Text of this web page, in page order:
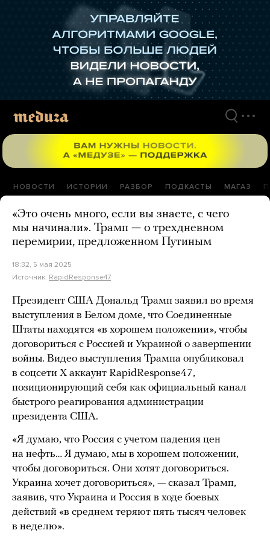
НОВОСТИ ИСТОРИИ РАЗБОР ПОДКАСТЫ МАГАЗ
«Это очень много, если вы знаете, с чего
мы начинали». Трамп — о трехдневном
перемирии, предложенном Путиным
18:32, 5 мая 2025
Источник: RapidResponse47
Президент США Дональд Трамп заявил во время
выступления в Белом доме, что Соединенные
Штаты находятся «в хорошем положении», чтобы
договориться с Россией и Украиной о завершении
войны. Видео выступления Трампа опубликовал
в соцсети X аккаунт RapidResponse47,
позиционирующий себя как официальный канал
быстрого реагирования администрации
президента США.
«Я думаю, что Россия с учетом падения цен
на нефть… Я думаю, мы в хорошем положении,
чтобы договориться. Они хотят договориться.
Украина хочет договориться», — сказал Трамп,
заявив, что Украина и Россия в ходе боевых
действий «в среднем теряют пять тысяч человек
в неделю».